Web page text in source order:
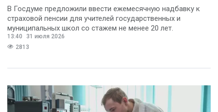
В Госдуме предложили ввести ежемесячную надбавку к
страховой пенсии для учителей государственных и
муниципальных школ со стажем не менее 20 лет.
13:40
31 июля 2026
2813